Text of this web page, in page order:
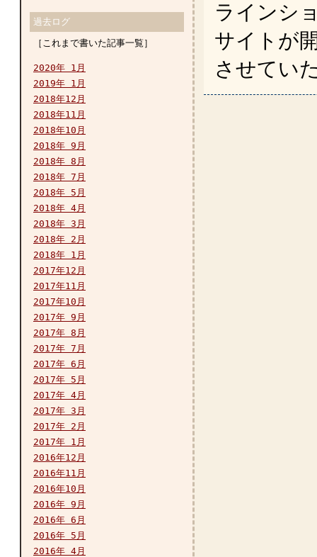
過去ログ
［これまで書いた記事一覧］
2020年 1月
2019年 1月
2018年12月
2018年11月
2018年10月
2018年 9月
2018年 8月
2018年 7月
2018年 5月
2018年 4月
2018年 3月
2018年 2月
2018年 1月
2017年12月
2017年11月
2017年10月
2017年 9月
2017年 8月
2017年 7月
2017年 6月
2017年 5月
2017年 4月
2017年 3月
2017年 2月
2017年 1月
2016年12月
2016年11月
2016年10月
2016年 9月
2016年 6月
2016年 5月
2016年 4月
ラインシ
サイトが
させてい